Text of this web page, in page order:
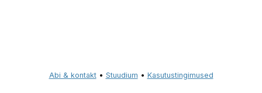
Abi & kontakt• Stuudium • Kasutustingimused